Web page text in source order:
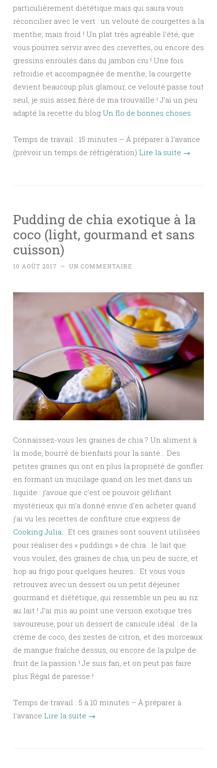
particulièrement diététique mais qui saura vous
réconcilier avec le vert : un velouté de courgettes à la
menthe, mais froid ! Un plat très agréable l’été, que
vous pourrez servir avec des crevettes, ou encore des
gressins enroulés dans du jambon cru ! Une fois
refroidie et accompagnée de menthe, la courgette
devient beaucoup plus glamour, ce velouté passe tout
seul, je suis assez fière de ma trouvaille ! J’ai un peu
adapté la recette du blog Un flo de bonnes choses
Temps de travail : 15 minutes – À préparer à l’avance
(prévoir un temps de réfrigération) Lire la suite →
Pudding de chia exotique à la
coco (light, gourmand et sans
cuisson)
10 AOÛT 2017 ~ UN COMMENTAIRE
Connaissez-vous les graines de chia ? Un aliment à
la mode, bourré de bienfaits pour la santé… Des
petites graines qui ont en plus la propriété de gonfler
en formant un mucilage quand on les met dans un
liquide : j’avoue que c’est ce pouvoir gélifiant
mystérieux qui m’a donné envie d’en acheter quand
j’ai vu les recettes de confiture crue express de
Cooking Julia … Et ces graines sont souvent utilisées
pour réaliser des « puddings » de chia : le lait que
vous voulez, des graines de chia, un peu de sucre, et
hop au frigo pour quelques heures… Et vous vous
retrouvez avec un dessert ou un petit déjeuner
gourmand et diététique, qui ressemble un peu au riz
au lait ! J’ai mis au point une version exotique très
savoureuse, pour un dessert de canicule idéal : de la
crème de coco, des zestes de citron, et des morceaux
de mangue fraîche dessus, ou encore de la pulpe de
fruit de la passion ! Je suis fan, et on peut pas faire
plus Régal de paresse !
Temps de travail : 5 à 10 minutes – À préparer à
l’avance Lire la suite →